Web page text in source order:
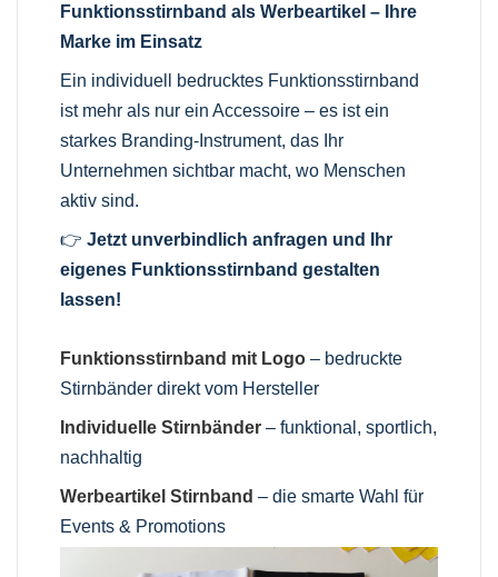
Funktionsstirnband als Werbeartikel – Ihre
Marke im Einsatz
Ein individuell bedrucktes Funktionsstirnband
ist mehr als nur ein Accessoire – es ist ein
starkes Branding-Instrument, das Ihr
Unternehmen sichtbar macht, wo Menschen
aktiv sind.
👉Jetzt unverbindlich anfragen und Ihr
eigenes Funktionsstirnband gestalten
lassen!
Funktionsstirnband mit Logo – bedruckte
Stirnbänder direkt vom Hersteller
Individuelle Stirnbänder – funktional, sportlich,
nachhaltig
Werbeartikel Stirnband – die smarte Wahl für
Events & Promotions